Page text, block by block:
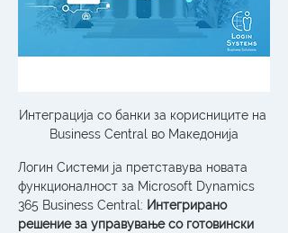
Интеграција со банки за корисниците на
Business Central во Македонија
Логин Системи ја претставува новата
функционалност за Microsoft Dynamics
365 Business Central: Интегрирано
решение за управување со готовински